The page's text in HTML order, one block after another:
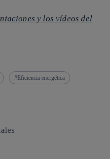
y los vídeos del
Eficiencia energética